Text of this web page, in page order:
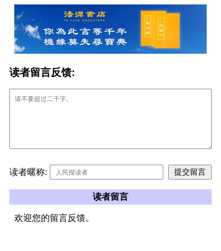
读者留言反馈:
读者暱称:
读者留言
欢迎您的留言反馈。